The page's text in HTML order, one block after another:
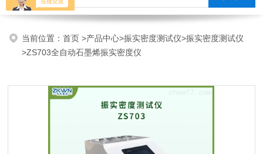
当前位置：首页>产品中心>振实密度测试仪>振实密度测试仪
>ZS703全自动石墨烯振实密度仪